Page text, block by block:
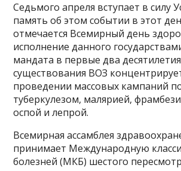
Седьмого апреля вступает в силу
память об этом событии в этот
отмечается Всемирный день
исполнение данного
мандата в первые два
существования ВОЗ
проведении массовых кампаний
туберкулезом, малярией,
оспой и лепрой.
Всемирная ассамблея
принимает Международную
болезней (МКБ) шестого